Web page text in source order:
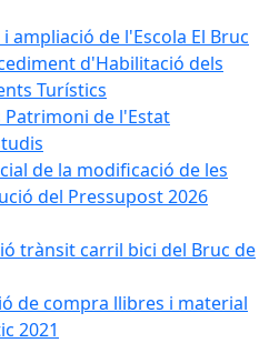
ampliació de l'Escola El Bruc
d'Habilitació dels
Turístics
Patrimoni de l'Estat
de la modificació de les
del Pressupost 2026
trànsit carril bici del Bruc de
de compra llibres i material
2021